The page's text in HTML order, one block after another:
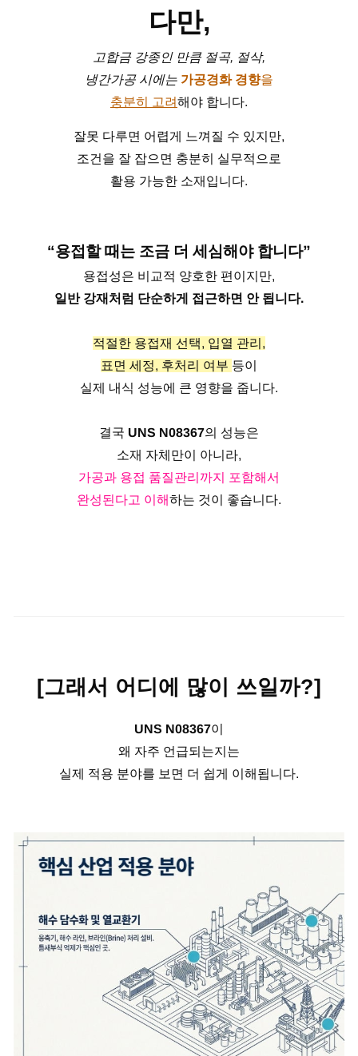
다만,
고합금 강종인 만큼 절곡, 절삭,
냉간가공 시에는 가공경화 경향을
충분히 고려해야 합니다.
잘못 다루면 어렵게 느껴질 수 있지만,
조건을 잘 잡으면 충분히 실무적으로
활용 가능한 소재입니다.
“용접할 때는 조금 더 세심해야 합니다”
용접성은 비교적 양호한 편이지만,
일반 강재처럼 단순하게 접근하면 안 됩니다.
적절한 용접재 선택, 입열 관리,
표면 세정, 후처리 여부 등이
실제 내식 성능에 큰 영향을 줍니다.
결국 UNS N08367의 성능은
소재 자체만이 아니라,
가공과 용접 품질관리까지 포함해서
완성된다고 이해하는 것이 좋습니다.
[그래서 어디에 많이 쓰일까?]
UNS N08367이
왜 자주 언급되는지는
실제 적용 분야를 보면 더 쉽게 이해됩니다.